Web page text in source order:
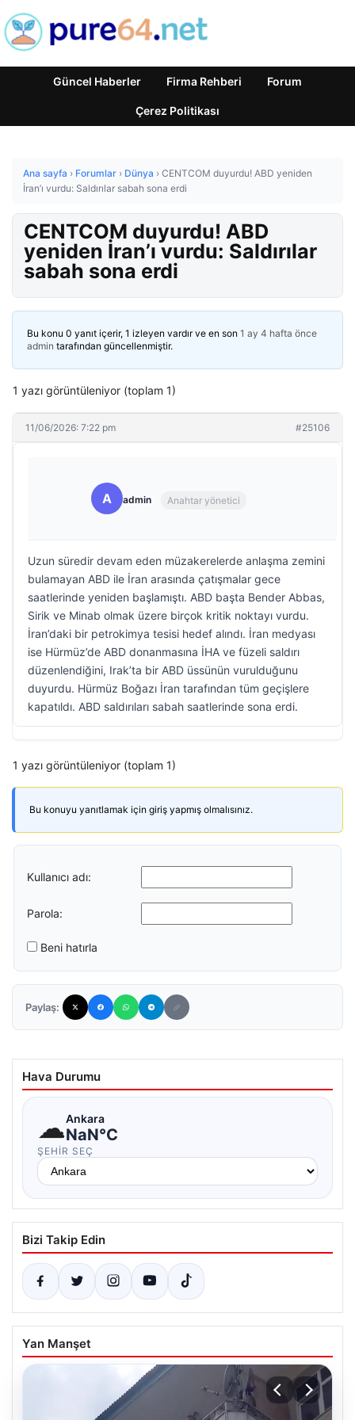
Güncel Haberler Firma Rehberi Forum
Çerez Politikası
Ana sayfa › Forumlar › Dünya › CENTCOM duyurdu! ABD yeniden
İran’ı vurdu: Saldırılar sabah sona erdi
CENTCOM duyurdu! ABD
yeniden İran’ı vurdu: Saldırılar
sabah sona erdi
Bu konu 0 yanıt içerir, 1 izleyen vardır ve en son 1 ay 4 hafta önce
admin tarafından güncellenmiştir.
1 yazı görüntüleniyor (toplam 1)
11/06/2026: 7:22 pm #25106
A admin Anahtar yönetici
Uzun süredir devam eden müzakerelerde anlaşma zemini
bulamayan ABD ile İran arasında çatışmalar gece
saatlerinde yeniden başlamıştı. ABD başta Bender Abbas,
Sirik ve Minab olmak üzere birçok kritik noktayı vurdu.
İran’daki bir petrokimya tesisi hedef alındı. İran medyası
ise Hürmüz’de ABD donanmasına İHA ve füzeli saldırı
düzenlendiğini, Irak’ta bir ABD üssünün vurulduğunu
duyurdu. Hürmüz Boğazı İran tarafından tüm geçişlere
kapatıldı. ABD saldırıları sabah saatlerinde sona erdi.
1 yazı görüntüleniyor (toplam 1)
Bu konuyu yanıtlamak için giriş yapmış olmalısınız.
Kullanıcı adı:
Parola:
Beni hatırla
Paylaş:
Hava Durumu
☁Ankara
NaN°C
ŞEHIR SEÇ
Bizi Takip Edin
Yan Manşet